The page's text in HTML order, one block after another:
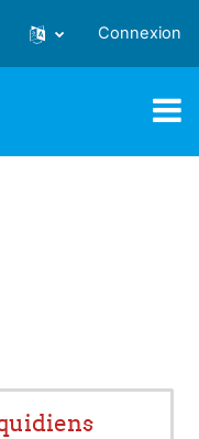
désactiver la saisie
Connexion